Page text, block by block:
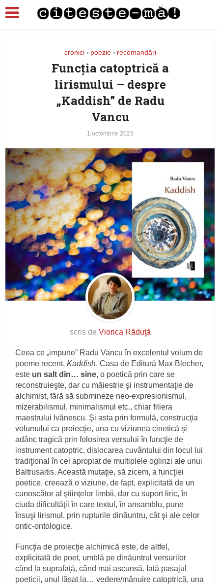
cronici • poezie • recomandări
Funcţia catoptrică a
lirismului – despre
„Kaddish” de Radu
Vancu
1 octombrie 2023
scris de Viorica Răduţă
Ceea ce „impune” Radu Vancu în excelentul volum de
poeme recent,Kaddish, Casa de Editură Max Blecher,
este un salt din… sine, o poetică prin care se
reconstruieşte, dar cu măiestrie şi instrumentaţie de
alchimist, fără să submineze neo-expresionismul,
mizerabilismul, minimalismul etc., chiar filiera
maestrului Ivănescu. Şi asta prin formulă, construcţia
volumului ca proiecţie, una cu viziunea cinetică şi
adânc tragică prin folosirea versului în funcţie de
instrument catoptric, dislocarea cuvântului din locul lui
tradiţional în cel apropiat de multiplele oglinzi ale unui
Baltrusaitis. Această mutaţie, să zicem, a funcţiei
poetice, creează o viziune, de fapt, explicitată de un
cunoscător al ştiinţelor limbii, dar cu suport liric, în
ciuda dificultăţii în care textul, în ansamblu, pune
însuşi lirismul, prin rupturile dinăuntru, cât şi ale celor
ontic-ontologice.
Funcţia de proiecţie alchimică este, de altfel,
explicitată de poet, umblă pe dinăuntrul versurilor
când la suprafaţă, când mai ascunsă. Iată pasajul
poeticii, unul lăsat la… vedere/mânuire catoptrică, una